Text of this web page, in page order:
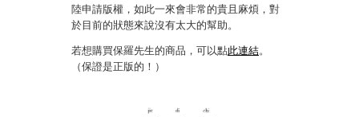
陸申請版權，如此一來會非常的貴且麻煩，對
於目前的狀態來說沒有太大的幫助。
若想購買保羅先生的商品，可以點此連結。
（保證是正版的！）